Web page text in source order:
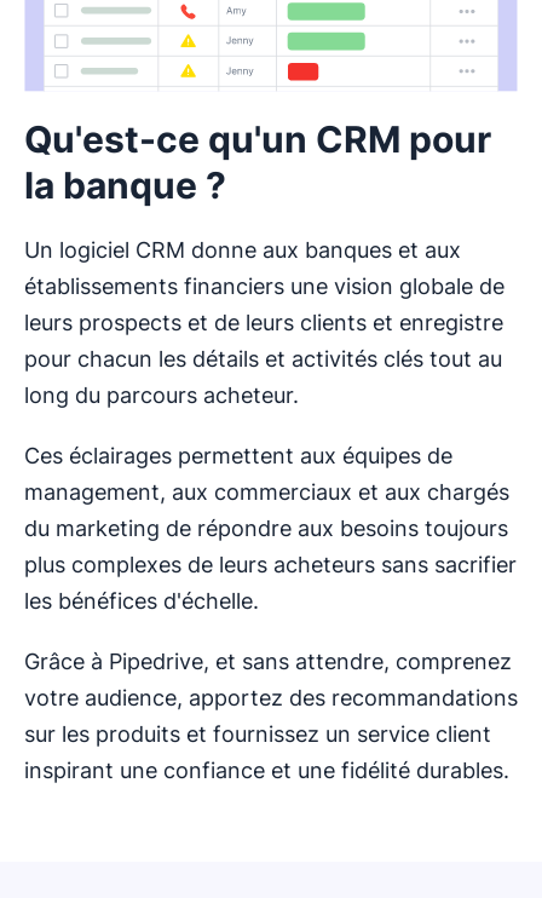
Qu'est-ce qu'un CRM pour
la banque ?
Un logiciel CRM donne aux banques et aux
établissements financiers une vision globale de
leurs prospects et de leurs clients et enregistre
pour chacun les détails et activités clés tout au
long du parcours acheteur.
Ces éclairages permettent aux équipes de
management, aux commerciaux et aux chargés
du marketing de répondre aux besoins toujours
plus complexes de leurs acheteurs sans sacrifier
les bénéfices d'échelle.
Grâce à Pipedrive, et sans attendre, comprenez
votre audience, apportez des recommandations
sur les produits et fournissez un service client
inspirant une confiance et une fidélité durables.